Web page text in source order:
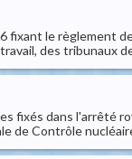
le règlement
des tribunaux
fixés dans l'arrêté
de Contrôle